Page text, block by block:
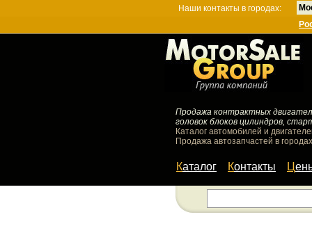
Наши контакты в городах:
Продажа контрактных
головок блоков цилиндров,
Каталог автомобилей и
Продажа автозапчастей в
Каталог Контакты